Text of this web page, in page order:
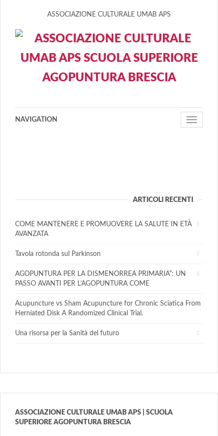
ASSOCIAZIONE CULTURALE UMAB APS
Toggle
NAVIGATION
ARTICOLI RECENTI
COME MANTENERE E PROMUOVERE LA SALUTE IN ETÀ
AVANZATA
Tavola rotonda sul Parkinson
AGOPUNTURA PER LA DISMENORREA PRIMARIA”: UN
PASSO AVANTI PER L’AGOPUNTURA COME
Acupuncture vs Sham Acupuncture for Chronic Sciatica From
Herniated Disk A Randomized Clinical Trial.
Una risorsa per la Sanità del futuro
ASSOCIAZIONE CULTURALE UMAB APS | SCUOLA
SUPERIORE AGOPUNTURA BRESCIA